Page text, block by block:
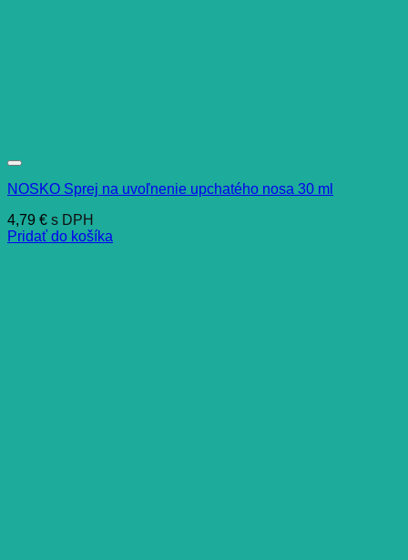
NOSKO Sprej na uvoľnenie upchatého nosa 30 ml
4,79 € s DPH
Pridať do košíka